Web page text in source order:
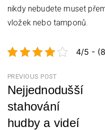
nikdy nebudete muset
vložek nebo tamponů.
4/5 -
Navigace
pro
příspěvek
PREVIOUS POST
Nejjednodušší
stahování
hudby a videí